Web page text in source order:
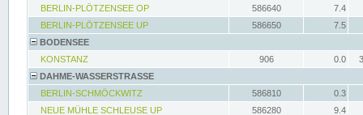
BERLIN-PLÖTZENSEE OP
586640
7.4
BERLIN-PLÖTZENSEE UP
586650
7.5
BODENSEE
KONSTANZ
906 0.0
DAHME-WASSERSTRASSE
BERLIN-SCHMÖCKWITZ
586810
0.3
NEUE MÜHLE SCHLEUSE UP
586280
9.4